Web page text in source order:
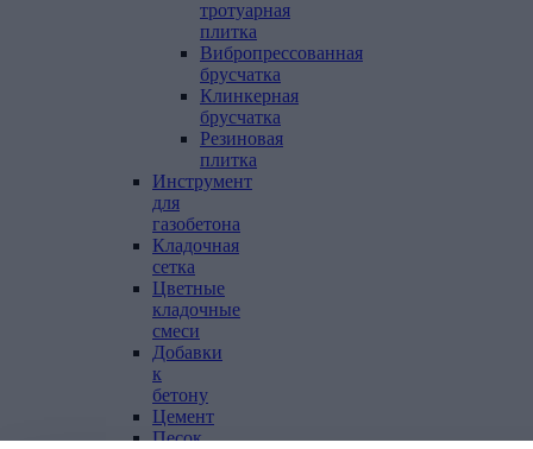
тротуарная
плитка
Вибропрессованная
брусчатка
Клинкерная
брусчатка
Резиновая
плитка
Инструмент
для
газобетона
Кладочная
сетка
Цветные
кладочные
смеси
Добавки
к
бетону
Цемент
Песок,